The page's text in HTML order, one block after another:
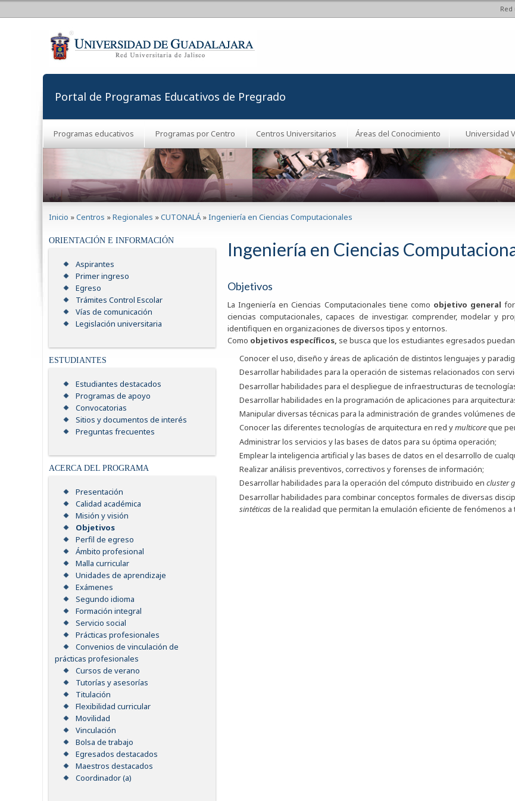
Portal de Programas Educativos de Pregrado
Programas educativos Programas por Centro Centros Universitarios Áreas del Conocimiento Universidad
Inicio »Centros »Regionales »CUTONALÁ »Ingeniería en Ciencias Computacionales
ORIENTACIÓN E INFORMACIÓN
Aspirantes
Primer ingreso
Egreso
Trámites Control Escolar
Vías de comunicación
Legislación universitaria
ESTUDIANTES
Estudiantes destacados
Programas de apoyo
Convocatorias
Sitios y documentos de interés
Preguntas frecuentes
ACERCA DEL PROGRAMA
Presentación
Calidad académica
Misión y visión
Objetivos
Perfil de egreso
Ámbito profesional
Malla curricular
Unidades de aprendizaje
Exámenes
Segundo idioma
Formación integral
Servicio social
Prácticas profesionales
Convenios de vinculación de
prácticas profesionales
Cursos de verano
Tutorías y asesorías
Titulación
Flexibilidad curricular
Movilidad
Vinculación
Bolsa de trabajo
Egresados destacados
Maestros destacados
Coordinador (a)
Ingeniería en Ciencias
Objetivos
La Ingeniería en Ciencias Computacionales tiene como objetivo general
ciencias computacionales, capaces de investigar. comprender, modelar y
identifiquen en organizaciones de diversos tipos y entornos.
Como objetivos específicos, se busca que los estudiantes egresados
Conocer el uso, diseño y áreas de aplicación de distintos lenguajes y
Desarrollar habilidades para la operación de sistemas relacionados con
Desarrollar habilidades para el despliegue de infraestructuras de
Desarrollar habilidades en la programación de aplicaciones para
Manipular diversas técnicas para la administración de grandes volúmenes
Conocer las diferentes tecnologías de arquitectura en red ymulticoreque
Administrar los servicios y las bases de datos para su óptima operación;
Emplear la inteligencia artificial y las bases de datos en el desarrollo de
Realizar análisis preventivos, correctivos y forenses de información;
Desarrollar habilidades para la operación del cómputo distribuido en cluster
Desarrollar habilidades para combinar conceptos formales de diversas
sintéticasde la realidad que permitan la emulación eficiente de fenómenos a